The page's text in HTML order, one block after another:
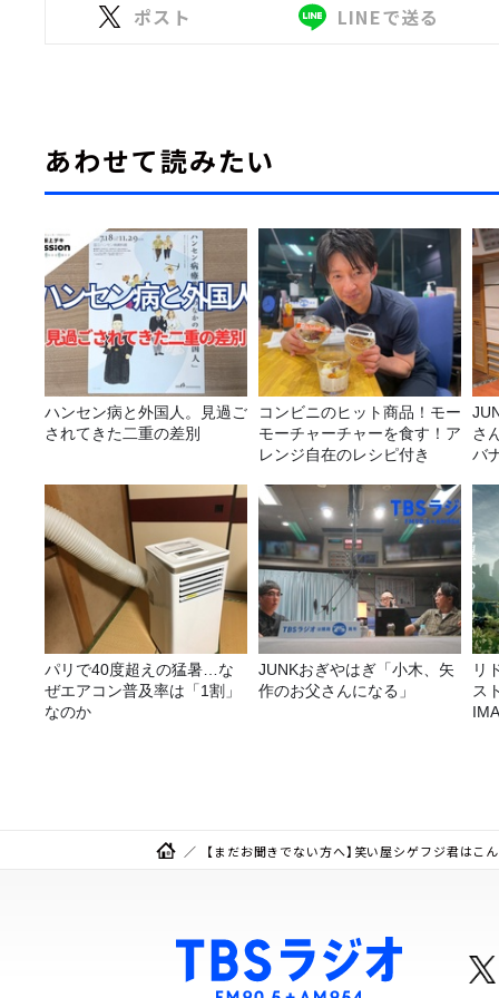
ポスト LINEで送る
あわせて読みたい
ハンセン病と外国人。見過ご
されてきた二重の差別
コンビニのヒット商品！モー
モーチャーチャーを食す！ア
レンジ自在のレシピ付き
JUNK バナナ
さ
バ
パリで40度超えの猛暑…な
ぜエアコン普及率は「1割」
なのか
JUNKおぎやはぎ「小木、矢
作のお父さんになる」
リ
ス
【まだお聞きでない方へ】笑い屋シゲフジ君はこ